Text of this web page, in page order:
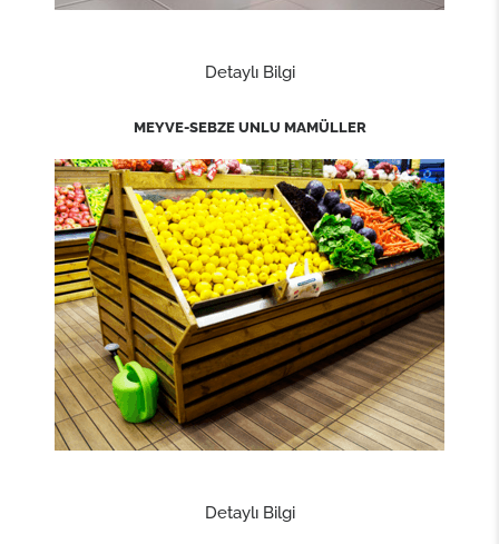
Detaylı Bilgi
MEYVE-SEBZE UNLU MAMÜLLER
Detaylı Bilgi